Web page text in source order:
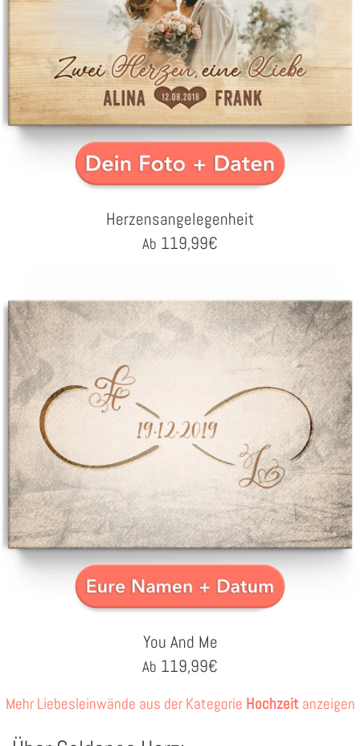
Herzensangelegenheit
Ab 119,99€
You And Me
Ab 119,99€
Mehr Liebesleinwände aus der Kategorie Hochzeitanzeigen